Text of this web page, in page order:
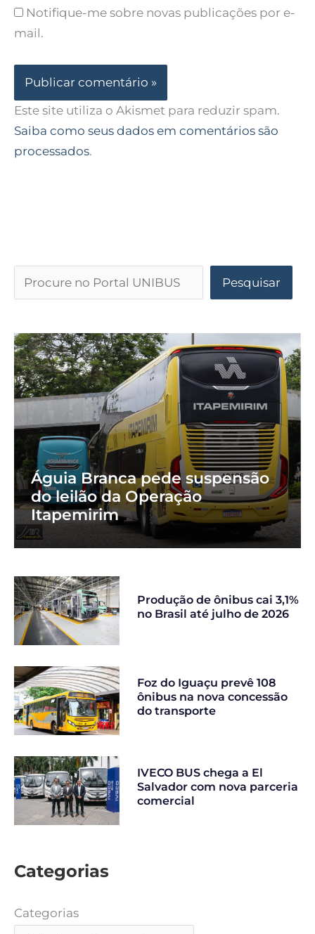
Notifique-me sobre novas publicações por e-
mail.
Este site utiliza o Akismet para reduzir spam.
Saiba como seus dados em comentários são
processados.
Pesquisar
Águia Branca pede suspensão
do leilão da Operação
Itapemirim
Produção de ônibus cai 3,1%
no Brasil até julho de 2026
Foz do Iguaçu prevê 108
ônibus na nova concessão
do transporte
IVECO BUS chega a El
Salvador com nova parceria
comercial
Categorias
Categorias